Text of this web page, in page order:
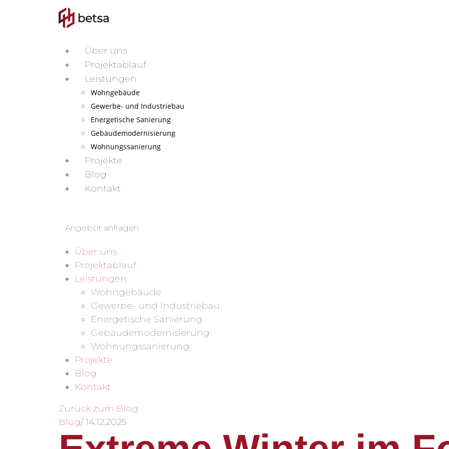
Über uns
Projektablauf
Leistungen
Wohngebäude
Gewerbe- und Industriebau
Energetische Sanierung
Gebäudemodernisierung
Wohnungssanierung
Projekte
Blog
Kontakt
Angebot anfragen
Über uns
Projektablauf
Leistungen
Wohngebäude
Gewerbe- und Industriebau
Energetische Sanierung
Gebäudemodernisierung
Wohnungssanierung
Projekte
Blog
Kontakt
Zurück zum Blog
Blog/14.12.2025